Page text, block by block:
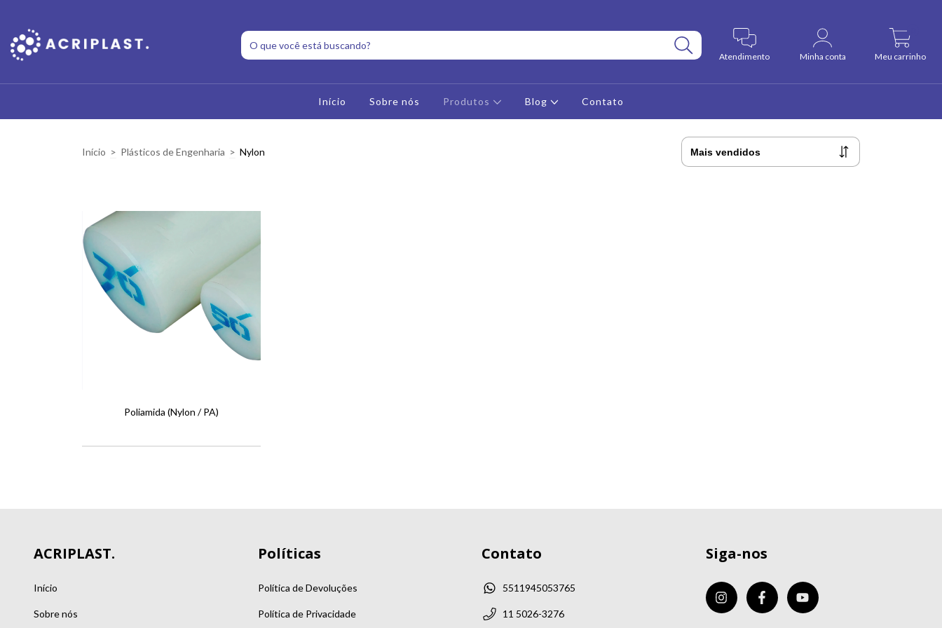
Atendimento Minha conta Meu carrinho
Início Sobre nós Produtos Blog Contato
Início > Plásticos de Engenharia > Nylon
Poliamida (Nylon / PA)
ACRIPLAST.
Início
Sobre nós
Políticas
Política de Devoluções
Política de Privacidade
Contato
5511945053765
11 5026-3276
Siga-nos